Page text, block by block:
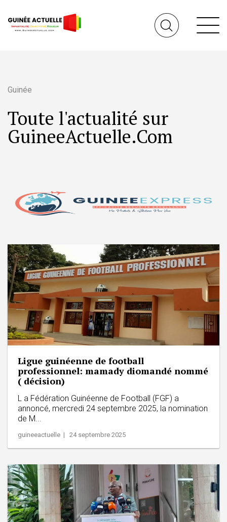
Guinée
Toute l'actualité sur
GuineeActuelle.Com
Ligue guinéenne de football
professionnel: mamady diomandé nommé
( décision)
L a Fédération Guinéenne de Football (FGF) a
annoncé, mercredi 24 septembre 2025, la nomination
de M...
guineeactuelle | 24 septembre 2025